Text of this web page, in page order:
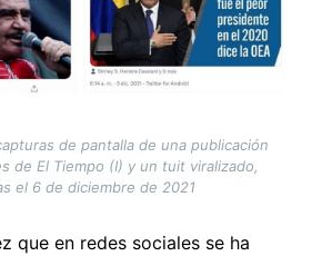
de pantalla de una publicación
de El Tiempo (I) y un tuit viralizado,
el 6 de diciembre de 2021
que en redes sociales se ha